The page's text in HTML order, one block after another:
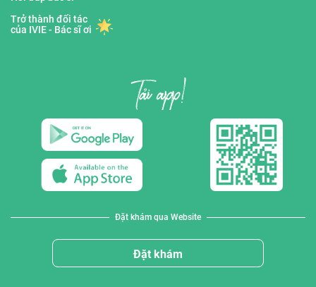
Trở thành đối tác
của IVIE - Bác sĩ ơi
Đặt khám qua Website
Đặt khám